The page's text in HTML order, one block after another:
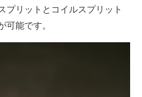
プリットとコイルスプリット
能です。